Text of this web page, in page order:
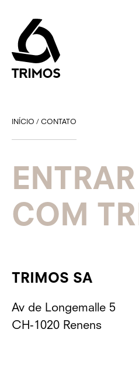
INÍCIO / CONTATO
COM
TRIMOS SA
Av de Longemalle 5
CH-1020 Renens